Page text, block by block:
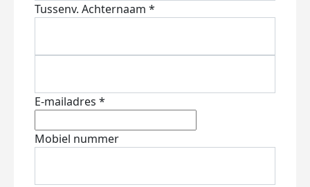
Tussenv. Achternaam *
E-mailadres *
Mobiel nummer